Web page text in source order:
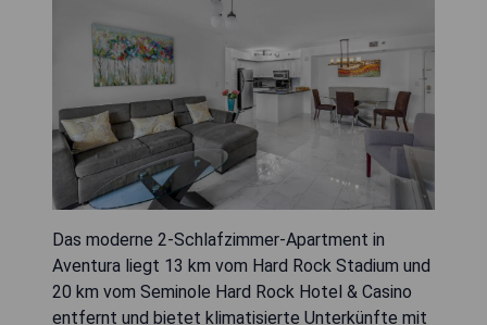
Das moderne 2-Schlafzimmer-Apartment in
Aventura liegt 13 km vom Hard Rock Stadium und
20 km vom Seminole Hard Rock Hotel & Casino
entfernt und bietet klimatisierte Unterkünfte mit